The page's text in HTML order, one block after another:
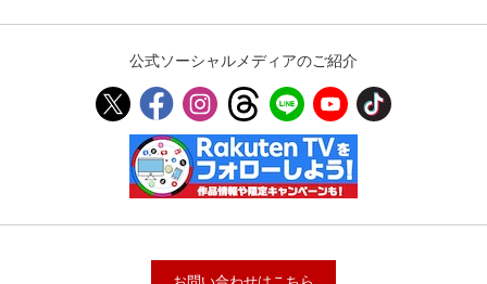
公式ソーシャルメディアのご紹介
お問い合わせはこちら